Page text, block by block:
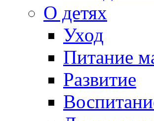
О детях
Уход
Питание
Развитие